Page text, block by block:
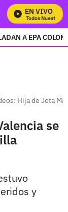
EN VIVO
Mira Todos Nuestros
A EPA
Hija de Jota
se
y